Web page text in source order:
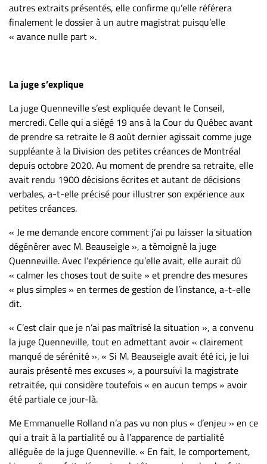
autres extraits présentés, elle confirme qu’elle référera
finalement le dossier à un autre magistrat puisqu’elle
« avance nulle part ».
La juge s’explique
La juge Quenneville s’est expliquée devant le Conseil,
mercredi. Celle qui a siégé 19 ans à la Cour du Québec avant
de prendre sa retraite le 8 août dernier agissait comme juge
suppléante à la Division des petites créances de Montréal
depuis octobre 2020. Au moment de prendre sa retraite, elle
avait rendu 1900 décisions écrites et autant de décisions
verbales, a-t-elle précisé pour illustrer son expérience aux
petites créances.
« Je me demande encore comment j’ai pu laisser la situation
dégénérer avec M. Beauseigle », a témoigné la juge
Quenneville. Avec l’expérience qu’elle avait, elle aurait dû
« calmer les choses tout de suite » et prendre des mesures
« plus simples » en termes de gestion de l’instance, a-t-elle
dit.
« C’est clair que je n’ai pas maîtrisé la situation », a convenu
la juge Quenneville, tout en admettant avoir « clairement
manqué de sérénité ». « Si M. Beauseigle avait été ici, je lui
aurais présenté mes excuses », a poursuivi la magistrate
retraitée, qui considère toutefois « en aucun temps » avoir
été partiale ce jour-là.
Me Emmanuelle Rolland n’a pas vu non plus « d’enjeu » en ce
qui a trait à la partialité ou à l’apparence de partialité
alléguée de la juge Quenneville. « En fait, le comportement,